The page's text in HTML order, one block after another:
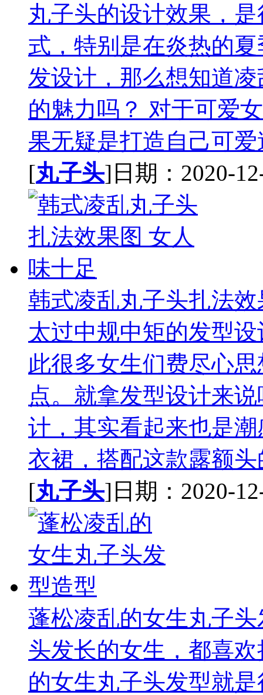
丸子头的设计效果，
式，特别是在炎热的
发设计，那么想知道
的魅力吗？ 对于可爱
果无疑是打造自己可
[丸子头]日期：2020-
韩式凌乱丸子头扎法
太过中规中矩的发型
此很多女生们费尽心
点。就拿发型设计来
计，其实看起来也是
衣裙，搭配这款露额头
[丸子头]日期：2020-
蓬松凌乱的女生丸子
头发长的女生，都喜
的女生丸子头发型就